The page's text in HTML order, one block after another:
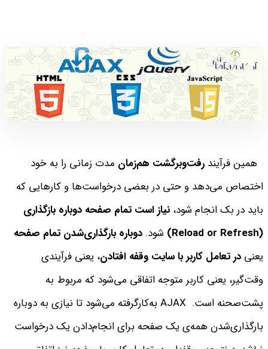
همین فرآیند رفت‌وبرگشت ‌هم‌زمان مدت زمانی را به خود
اختصاص می‌دهد و حتی در بعضی درخواست‌ها و کارهایی که
باید در بک انجام شود، نیاز است تمام صفحه دوباره بازگذاری
(Reload or Refresh)
شود. دوباره بارگذاری‌شدن تمام صفحه
یعنی در تعامل کاربر با سایت وقفه افتادن، یعنی فرآیندی
وقت‌گیر، یعنی کاربر متوجه اتفاقی می‌شود که مربوط به
پشت‌صحنه است.
AJAX به‌کارگرفته می‌شود تا نیازی به دوباره
بارگذاری‌شدن همه‌ی یک صفحه برای انجام‌دادن یک درخواست